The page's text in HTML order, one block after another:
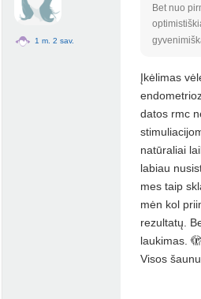
1 m. 2 sav.
Bet nuo
Įkėlimas
datos rmc
natūraliai
labiau
mes taip
mėn kol
rezultatų.
laukimas.
Visos